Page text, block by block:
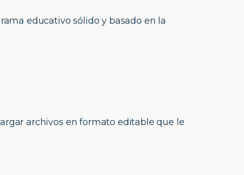
educativo sólido y basado en la
archivos en formato editable que le